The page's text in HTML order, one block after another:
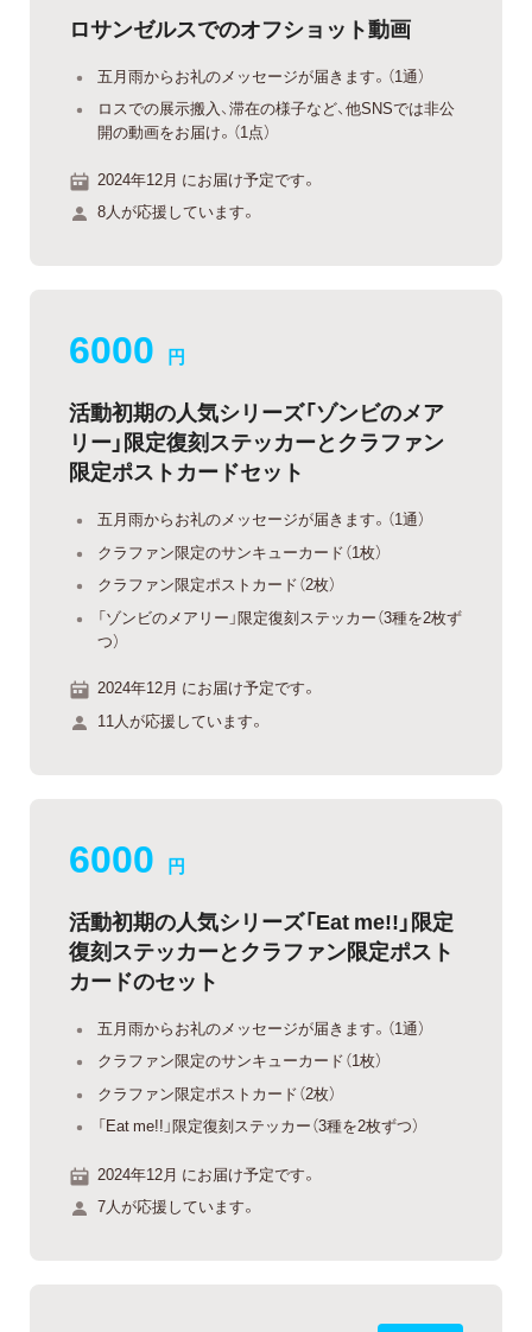
ロサンゼルスでのオフショット動画
五月雨からお礼のメッセージが届きます。（1通）
ロスでの展示搬入、滞在の様子など、他SNSでは非公
開の動画をお届け。（1点）
2024年12月 にお届け予定です。
8人が応援しています。
6000 円
活動初期の人気シリーズ「ゾンビのメア
リー」限定復刻ステッカーとクラファン
限定ポストカードセット
五月雨からお礼のメッセージが届きます。（1通）
クラファン限定のサンキューカード（1枚）
クラファン限定ポストカード（2枚）
「ゾンビのメアリー」限定復刻ステッカー（3種を2枚ず
つ）
2024年12月 にお届け予定です。
11人が応援しています。
6000 円
活動初期の人気シリーズ「Eat me!!」限定
復刻ステッカーとクラファン限定ポスト
カードのセット
五月雨からお礼のメッセージが届きます。（1通）
クラファン限定のサンキューカード（1枚）
クラファン限定ポストカード（2枚）
「Eat me!!」限定復刻ステッカー（3種を2枚ずつ）
2024年12月 にお届け予定です。
7人が応援しています。